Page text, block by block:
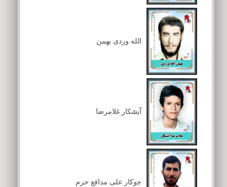
الله وردی بهمن
آبشکار غلامرضا
جوکار علی مدافع حرم